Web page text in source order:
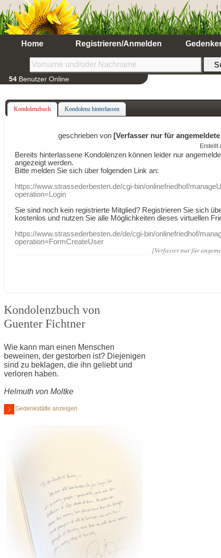
Home Registrieren/Anmelden
54 Benutzer Online
Kondolenzbuch Kondolenz hinterlassen
geschrieben von [Verfasser nur für
Erstellt
Bereits hinterlassene Kondolenzen können leider nur
angezeigt werden.
Bitte melden Sie sich über folgenden Link an:
https://www.strassederbesten.de/cgi-bin/onlinefriedhof/
operation=Login
Sie sind noch kein registrierte Mitglied? Registrieren Sie sich
kostenlos und nutzen Sie alle Möglichkeiten dieses virtuellen
https://www.strassederbesten.de/de/cgi-bin/onlinefriedhof/
operation=FormCreateUser
[Verfasser nur für
Kondolenzbuch von
Guenter Fichtner
Wie kann man einen Menschen
beweinen, der gestorben ist? Diejenigen
sind zu beklagen, die ihn geliebt und
verloren haben.
Helmuth von Moltke
Gedenkstätte anzeigen